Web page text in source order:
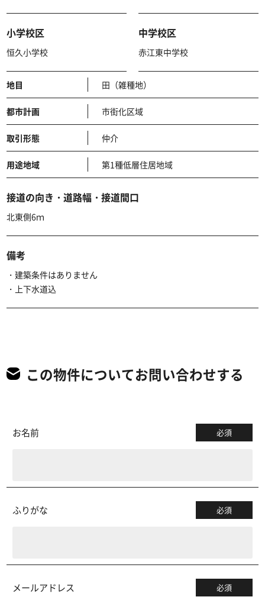
小学校区
恒久小学校
中学校区
赤江東中学校
地目 田（雑種地）
都市計画 市街化区域
取引形態 仲介
用途地域 第1種低層住居地域
接道の向き・道路幅・接道間口
北東側6ｍ
備考
・建築条件はありません
・上下水道込
この物件についてお問い合わせする
お名前 必須
ふりがな 必須
メールアドレス 必須